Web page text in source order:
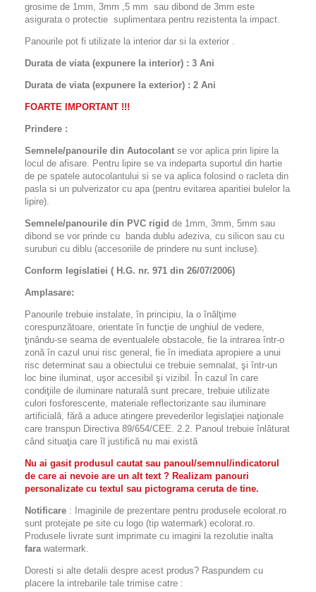
grosime de 1mm, 3mm ,5 mm sau dibond de 3mm este
asigurata o protectie suplimentara pentru rezistenta la impact.
Panourile pot fi utilizate la interior dar si la exterior .
Durata de viata (expunere la interior) : 3 Ani
Durata de viata (expunere la exterior) : 2 Ani
FOARTE IMPORTANT !!!
Prindere :
Semnele/panourile din Autocolant se vor aplica prin lipire la
locul de afisare. Pentru lipire se va indeparta suportul din hartie
de pe spatele autocolantului si se va aplica folosind o racleta din
pasla si un pulverizator cu apa (pentru evitarea aparitiei bulelor la
lipire).
Semnele/panourile din PVC rigid de 1mm, 3mm, 5mm sau
dibond se vor prinde cu banda dublu adeziva, cu silicon sau cu
suruburi cu diblu (accesoriile de prindere nu sunt incluse).
Conform legislatiei ( H.G. nr. 971 din 26/07/2006)
Amplasare:
Panourile trebuie instalate, în principiu, la o înălţime
corespunzătoare, orientate în funcţie de unghiul de vedere,
ţinându-se seama de eventualele obstacole, fie la intrarea într-o
zonă în cazul unui risc general, fie în imediata apropiere a unui
risc determinat sau a obiectului ce trebuie semnalat, şi într-un
loc bine iluminat, uşor accesibil şi vizibil. În cazul în care
condiţiile de iluminare naturală sunt precare, trebuie utilizate
culori fosforescente, materiale reflectorizante sau iluminare
artificială, fără a aduce atingere prevederilor legislaţiei naţionale
care transpun Directiva 89/654/CEE. 2.2. Panoul trebuie înlăturat
când situaţia care îl justifică nu mai există
Nu ai gasit produsul cautat sau panoul/semnul/indicatorul
de care ai nevoie are un alt text ? Realizam panouri
personalizate cu textul sau pictograma ceruta de tine.
Notificare : Imaginile de prezentare pentru produsele ecolorat.ro
sunt protejate pe site cu logo (tip watermark) ecolorat.ro.
Produsele livrate sunt imprimate cu imagini la rezolutie inalta
fara watermark.
Doresti si alte detalii despre acest produs? Raspundem cu
placere la intrebarile tale trimise catre :